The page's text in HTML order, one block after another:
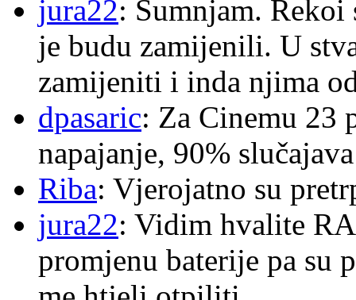
jura22: Sumnjam. Rekoi
je budu zamijenili. U
zamijeniti i inda njima
dpasaric: Za Cinemu 23
napajanje, 90%
Riba: Vjerojatno su
jura22: Vidim hvalite
promjenu baterije pa su